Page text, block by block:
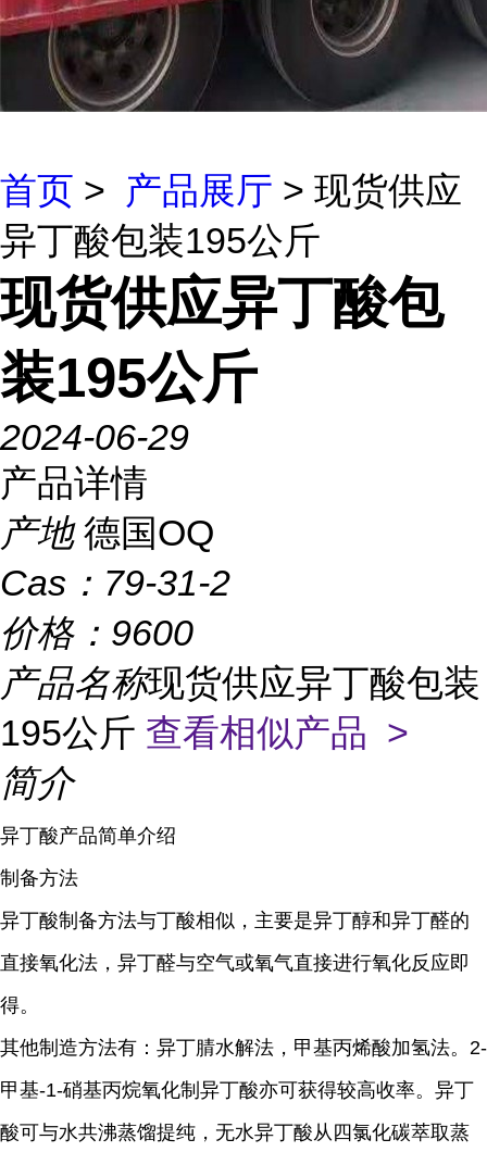
首页 > 产品展厅 > 现货供应
异丁酸包装195公斤
现货供应异丁酸包
装195公斤
2024-06-29
产品详情
产地 德国OQ
Cas： 79-31-2
价格： 9600
产品名称现货供应异丁酸包装
195公斤 查看相似产品 >
简介
异丁酸产品简单介绍
制备方法
异丁酸制备方法与丁酸相似，主要是异丁醇和异丁醛的
直接氧化法，异丁醛与空气或氧气直接进行氧化反应即
得。
其他制造方法有：异丁腈水解法，甲基丙烯酸加氢法。2-
甲基-1-硝基丙烷氧化制异丁酸亦可获得较高收率。异丁
酸可与水共沸蒸馏提纯，无水异丁酸从四氯化碳萃取蒸